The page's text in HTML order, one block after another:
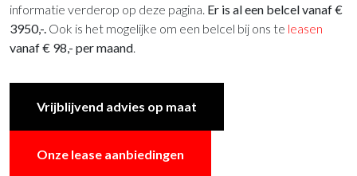
informatie verderop op deze pagina. Er is al een belcel vanaf €
3950,-. Ook is het mogelijke om een belcel bij ons te leasen
vanaf € 98,- per maand.
Vrijblijvend advies op maat
Onze lease aanbiedingen